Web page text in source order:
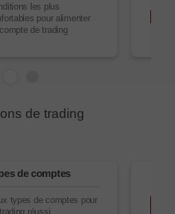
les plus
pour alimenter
de trading
de trading
de comptes
types de comptes pour
réussi